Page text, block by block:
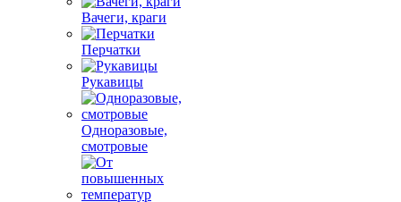
Вачеги, краги
Перчатки
Рукавицы
Одноразовые,
смотровые